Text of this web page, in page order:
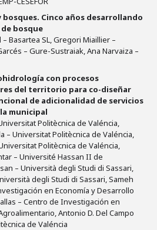
bosques. Cinco años desarrollando
bosque
Basartea SL, Gregori Miaillier –
– Gure-Sustraiak, Ana Narvaiza –
con procesos
del territorio para co-diseñar
de adicionalidad de servicios
municipal
Politècnica de Valéncia,
– Universitat Politècnica de Valéncia,
Politècnica de Valéncia,
– Université Hassan II de
– Università degli Studi di Sassari,
degli Studi di Sassari, Sameh
en Economía y Desarrollo
– Centro de Investigación en
Antonio D. Del Campo
de Valéncia